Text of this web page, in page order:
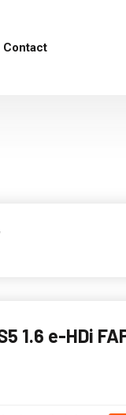
Contact
1.6 e-HDi